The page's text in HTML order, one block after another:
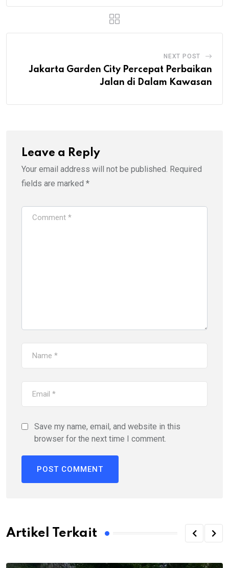
NEXT POST
Jakarta Garden City Percepat Perbaikan
Jalan di Dalam Kawasan
Leave a Reply
Your email address will not be published. Required
fields are marked *
Save my name, email, and website in this
browser for the next time I comment.
Artikel Terkait